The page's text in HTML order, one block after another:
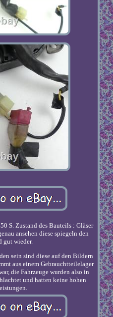
S. Zustand des Bauteils : Gläser
ansehen diese spiegeln den
gut wieder.
sein sind diese auf den Bildern
aus einem Gebrauchtteilelager
die Fahrzeuge wurden also in
und hatten keine hohen